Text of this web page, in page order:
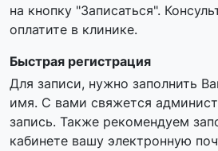
на кнопку "Записаться".
оплатите в клинике.
Быстрая регистрация
Для записи, нужно заполнить
имя. С вами свяжется
запись. Также рекомендуем
кабинете вашу электронную